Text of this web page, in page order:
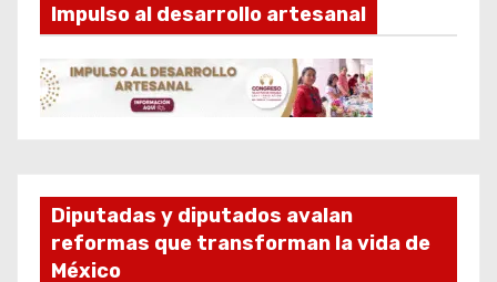
Impulso al desarrollo artesanal
Diputadas y diputados avalan
reformas que transforman la vida de
México